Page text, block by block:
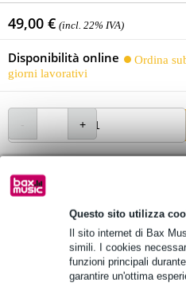
Questo sito utilizza
Il sito internet di Bax
simili. I cookies
funzioni principali
garantire un'ottima
49,00 € (incl. 22% IVA)
Disponibilità online
Ordina
giorni lavorativi
Oltre 48.000 articoli disponibili
1.250 marchi leader
Informazioni sul prodotto